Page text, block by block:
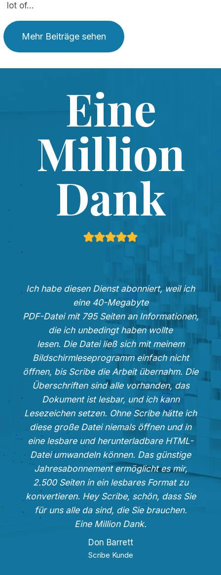
lot of…
Mehr Beiträge sehen
Eine
Million
Dank
Ich habe diesen Dienst abonniert, weil ich
eine 40-Megabyte
PDF-Datei mit 795 Seiten an Informationen,
die ich unbedingt haben wollte
lesen. Die Datei ließ sich mit meinem
Bildschirmleseprogramm einfach nicht
öffnen, bis Scribe die Arbeit übernahm. Die
Überschriften sind alle vorhanden, das
Dokument ist lesbar, und ich kann
Lesezeichen setzen. Ohne Scribe hätte ich
diese große Datei niemals öffnen und in
eine lesbare und herunterladbare HTML-
Datei umwandeln können. Das günstige
Jahresabonnement ermöglicht es mir,
2.500 Seiten in ein lesbares Format zu
konvertieren. Hey Scribe, schön, dass Sie
für uns alle da sind, die Sie brauchen.
Eine Million Dank.
Don Barrett
Scribe Kunde